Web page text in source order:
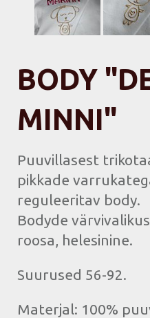
BODY
MINNI"
Puuvillasest
pikkade
reguleeritav body.
Bodyde
roosa, helesinine.
Suurused 56-92.
Materjal: 100%